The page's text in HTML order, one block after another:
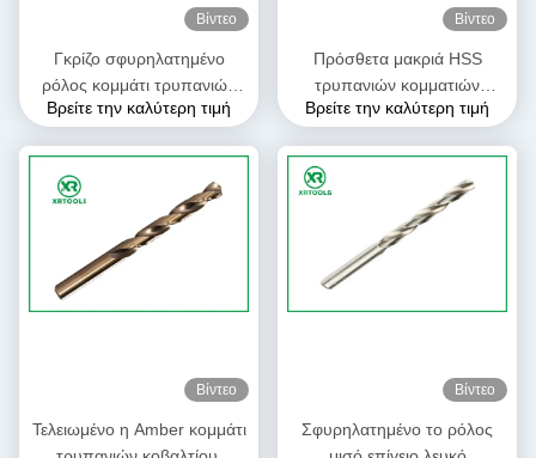
Βίντεο
Γκρίζο σφυρηλατημένο
ρόλος κομμάτι τρυπανιών
πριονιών τρυπών, ευθέα
καρφιών που σφραγίζει το
Βρείτε την καλύτερη τιμή
Βίντεο
Πρόσθετα μακριά HSS
τρυπανιών κομματιών
κυκλικά κομμάτια τρυπανιών
σημείου 135° μορφής
Βρείτε την καλύτερη τιμή
Βίντεο
Τελειωμένο η Amber κομμάτι
Βίντεο
Σφυρηλατημένο το ρόλος